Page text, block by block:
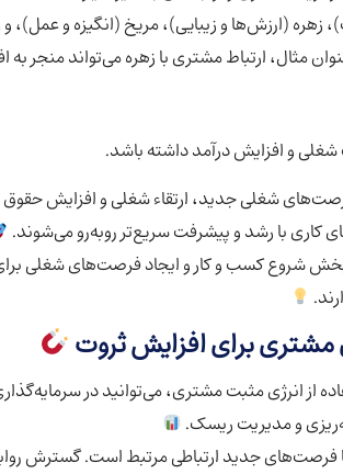
زهره (ارزش‌ها و زیبایی)، مریخ (انگیزه و عمل)،
مثال، ارتباط مشتری با زهره می‌تواند منجر به
و افزایش درآمد داشته باشد.
شغلی جدید، ارتقاء شغلی و افزایش حقوق
کاری با رشد و پیشرفت سریع‌تر روبه‌رو می‌شوند.
شروع کسب و کار و ایجاد فرصت‌های شغلی
مشتری برای افزایش ثروت
از انرژی مثبت مشتری، می‌توانید در
و مدیریت ریسک.
فرصت‌های جدید ارتباطی مرتبط است. گسترش